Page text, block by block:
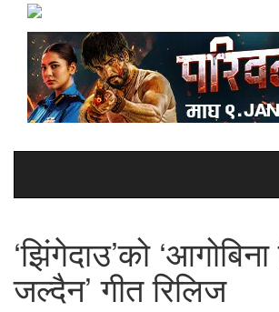
‘झिंगेदाउ’को ‘आगोबिना
जल्दैन’ गीत रिलिज